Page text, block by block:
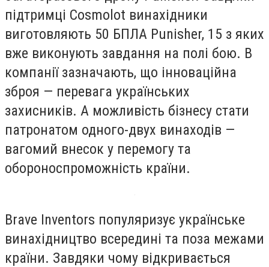
підтримці Cosmolot винахідники
виготовляють 50 БПЛА Punisher, 15 з яких
вже виконують завдання на полі бою. В
компанії зазначають, що інноваційна
зброя — перевага українських
захисників. А можливість бізнесу стати
патронатом одного-двух винаходів —
вагомий внесок у перемогу та
обороноспроможність країни.
Brave Inventors популяризує українське
винахідництво всередині та поза межами
країни. Завдяки чому відкривається